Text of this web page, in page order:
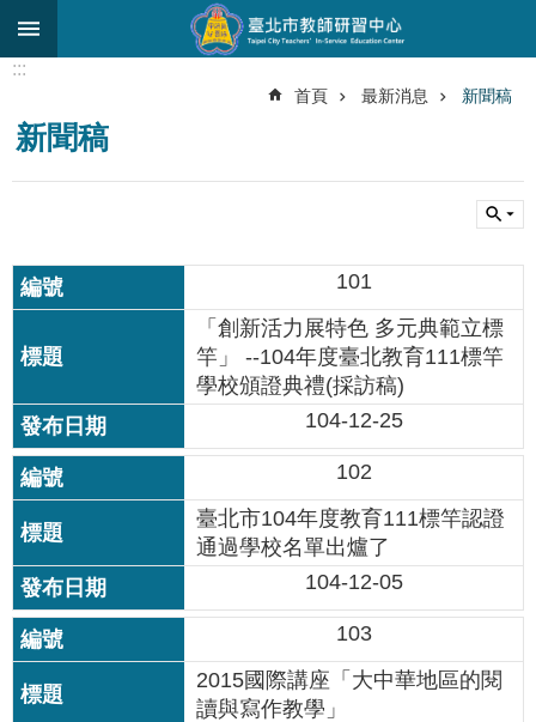
跳到主要內容區塊
搜
尋
中
心
究
展
研
習
修
教
師
諮
商
輔
:::
首頁 最新消息 新聞稿
新聞稿
101
「創新活力展特色 多元典範立標
竿」 --104年度臺北教育111標竿
學校頒證典禮(採訪稿)
104-12-25
102
臺北市104年度教育111標竿認證
通過學校名單出爐了
104-12-05
103
2015國際講座「大中華地區的閱
讀與寫作教學」